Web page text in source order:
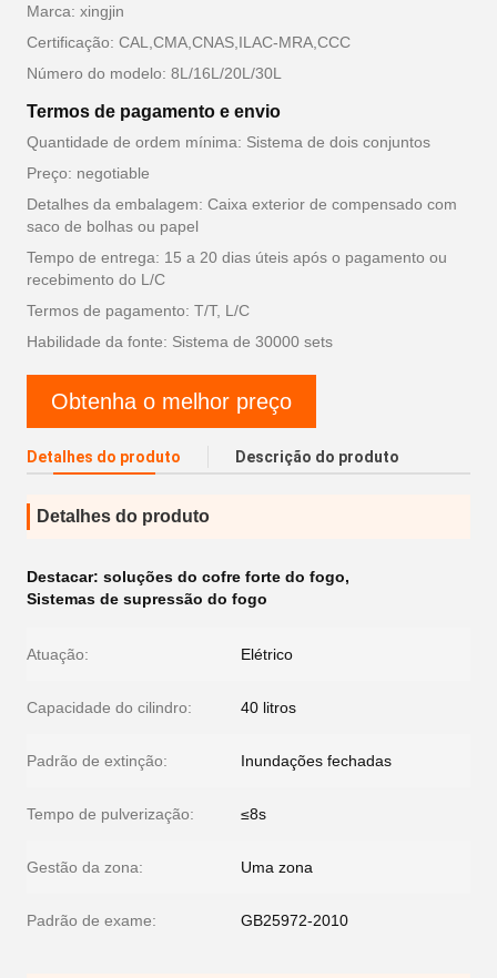
Marca: xingjin
Certificação: CAL,CMA,CNAS,ILAC-MRA,CCC
Número do modelo: 8L/16L/20L/30L
Termos de pagamento e envio
Quantidade de ordem mínima: Sistema de dois conjuntos
Preço: negotiable
Detalhes da embalagem: Caixa exterior de compensado com
saco de bolhas ou papel
Tempo de entrega: 15 a 20 dias úteis após o pagamento ou
recebimento do L/C
Termos de pagamento: T/T, L/C
Habilidade da fonte: Sistema de 30000 sets
Obtenha o melhor preço
Detalhes do produto Descrição do produto
Detalhes do produto
Destacar: soluções do cofre forte do fogo,
Sistemas de supressão do fogo
Atuação: Elétrico
Capacidade do cilindro: 40 litros
Padrão de extinção: Inundações fechadas
Tempo de pulverização: ≤8s
Gestão da zona: Uma zona
Padrão de exame: GB25972-2010